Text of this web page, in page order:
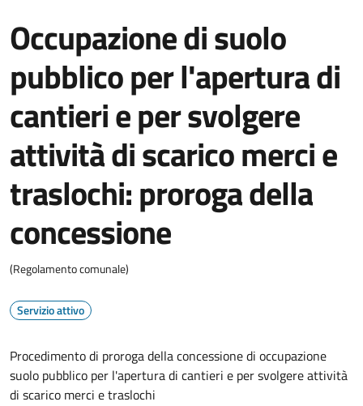
Occupazione di suolo
pubblico per l'apertura di
cantieri e per svolgere
attività di scarico merci e
traslochi: proroga della
concessione
(Regolamento comunale)
Servizio attivo
Procedimento di proroga della concessione di occupazione
suolo pubblico per l'apertura di cantieri e per svolgere attività
di scarico merci e traslochi